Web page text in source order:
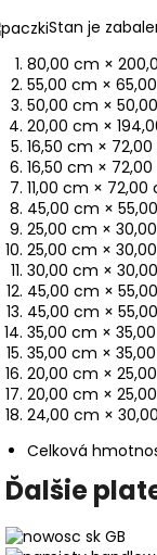
Stan je
80,00 cm ×
55,00 cm ×
50,00 cm ×
20,00 cm ×
16,50 cm ×
16,50 cm ×
11,00 cm × 72,00
45,00 cm ×
25,00 cm ×
25,00 cm ×
30,00 cm ×
45,00 cm ×
45,00 cm ×
35,00 cm ×
35,00 cm ×
20,00 cm ×
20,00 cm ×
24,00 cm ×
Celková
Ďalšie